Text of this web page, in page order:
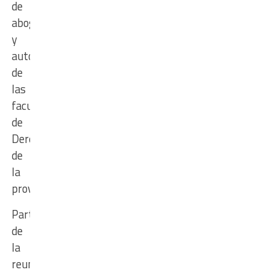
de
abogadas
y
autoridades
de
las
facultades
de
Derecho
de
la
provincia.
Parte
de
la
reunión